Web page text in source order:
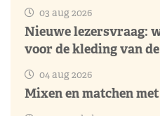
03 aug 2026
Nieuwe lezersvraag:
voor de kleding van
04 aug 2026
Mixen en matchen